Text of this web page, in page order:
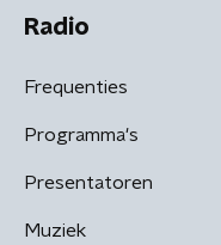
Radio
Frequenties
Programma's
Presentatoren
Muziek